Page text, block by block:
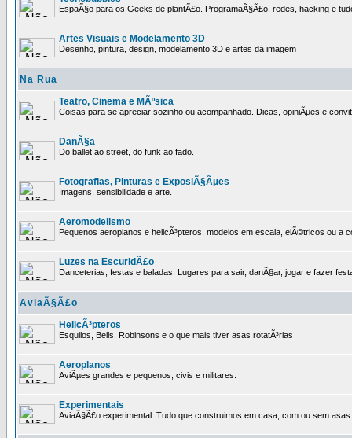
EspaÃ§o para os Geeks de plantÃ£o. ProgramaÃ§Ã£o, redes, hacking e
Artes Visuais e Modelamento 3D
Desenho, pintura, design, modelamento 3D e artes da imagem
Na Rua
Teatro, Cinema e MÃºsica
Coisas para se apreciar sozinho ou acompanhado. Dicas, opiniÃµes e
DanÃ§a
Do ballet ao street, do funk ao fado.
Fotografias, Pinturas e ExposiÃ§Ãµes
Imagens, sensibilidade e arte.
Aeromodelismo
Pequenos aeroplanos e helicÃ³pteros, modelos em escala, elÃ©tricos ou a
Luzes na EscuridÃ£o
Danceterias, festas e baladas. Lugares para sair, danÃ§ar, jogar e fazer
AviaÃ§Ã£o
HelicÃ³pteros
Esquilos, Bells, Robinsons e o que mais tiver asas rotatÃ³rias
Aeroplanos
AviÃµes grandes e pequenos, civis e militares.
Experimentais
AviaÃ§Ã£o experimental. Tudo que construimos em casa, com ou sem asas.